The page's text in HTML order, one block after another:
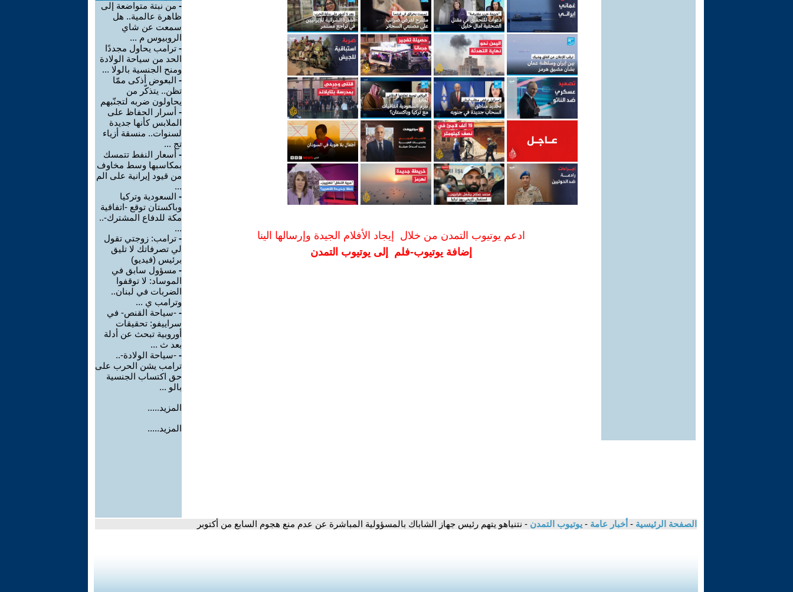
ادعم يوتيوب التمدن من خلال إيجاد الأفلام الجيدة وإرسالها الينا
إضافة يوتيوب-فلم إلى يوتيوب التمدن
- من نبتة متواضعة إلى
ظاهرة عالمية.. هل
سمعت عن شاي
الروبيوس م ...
- ترامب يحاول مجددًا
الحد من سياحة الولادة
ومنح الجنسية بالولا ...
- البعوض أذكى ممّا
تظن.. يتذكّر من
يحاولون ضربه لتجنّبهم
- أسرار الحفاظ على
الملابس كأنها جديدة
لسنوات.. منسقة أزياء
تج ...
- أسعار النفط تتمسك
بمكاسبها وسط مخاوف
من قيود إيرانية على الم
...
- السعودية وتركيا
وباكستان توقع -اتفاقية
مكة للدفاع المشترك-..
...
- ترامب: زوجتي تقول
لي تصرفاتك لا تليق
برئيس (فيديو)
- مسؤول سابق في
الموساد: لا توقفوا
الضربات في لبنان..
وترامب ي ...
- -سياحة القنص- في
سراييفو: تحقيقات
أوروبية تبحث عن أدلة
بعد ث ...
- -سياحة الولادة-..
ترامب يشن الحرب على
حق اكتساب الجنسية
بالو ...
المزيد.....
المزيد.....
الصفحة الرئيسية - أخبار عامة - يوتيوب التمدن - نتنياهو يتهم رئيس جهاز الشاباك بالمسؤولية المباشرة عن عدم منع هجوم السابع من أكتوبر